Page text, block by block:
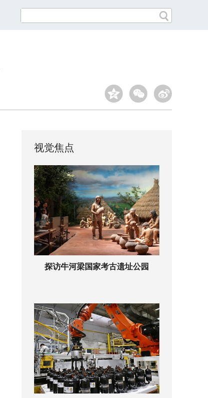
视觉焦点
探访牛河梁国家考古遗址公园